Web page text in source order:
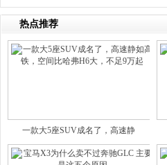
热点推荐
一款大5座SUV成名了，高速静